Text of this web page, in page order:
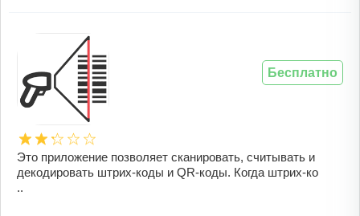
Это приложение позволяет сканировать, считывать и
декодировать штрих-коды и QR-коды. Когда штрих-ко
..
Бесплатно